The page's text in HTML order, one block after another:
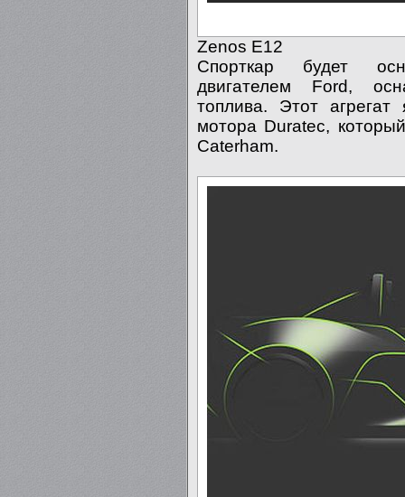
Zenos E12
Спорткар будет
двигателем Ford,
топлива. Этот агрегат
мотора Duratec,
Caterham.